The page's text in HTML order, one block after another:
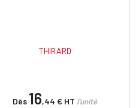
THIRARD
Dès 16,44 € HT l'unité